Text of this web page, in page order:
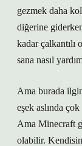
gezmek daha
diğerine
kadar çalkantılı
sana nasıl
Ama burada
eşek aslında
Ama Minecraft
olabilir.